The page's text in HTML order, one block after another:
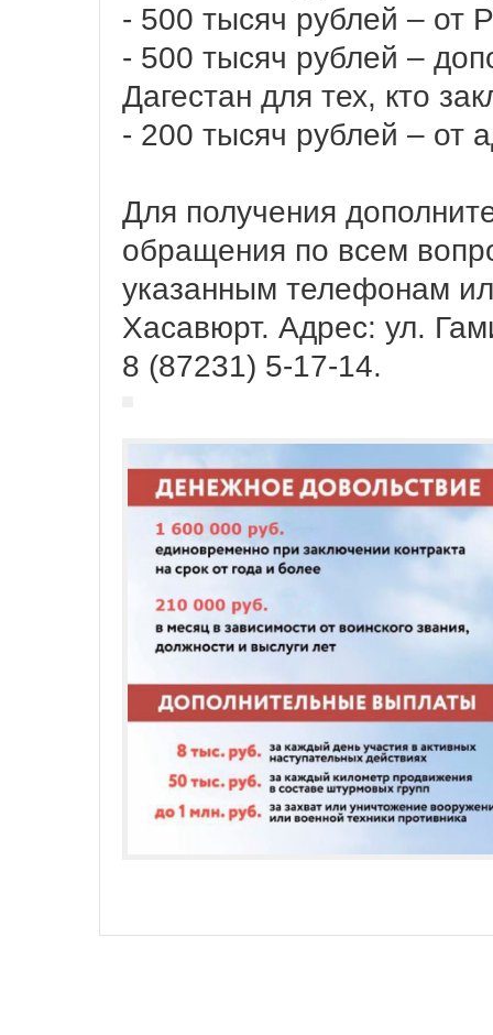
- 500 тысяч рублей – от
- 500 тысяч рублей –
Дагестан для тех, кто
- 200 тысяч рублей – от
Для получения
обращения по всем
указанным телефонам
Хасавюрт. Адрес: ул.
8 (87231) 5-17-14.